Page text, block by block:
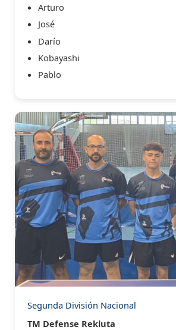
Arturo
José
Darío
Kobayashi
Pablo
Segunda División Nacional
TM Defense Rekluta